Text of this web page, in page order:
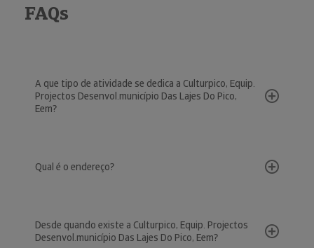
FAQs
A que tipo de atividade se dedica a Culturpico, Equip.
Projectos Desenvol.município Das Lajes Do Pico,
Eem?
Qual é o endereço?
Desde quando existe a Culturpico, Equip. Projectos
Desenvol.município Das Lajes Do Pico, Eem?